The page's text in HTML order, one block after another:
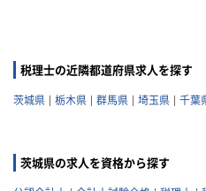
税理士の近隣都道府県求人を探す
茨城県 栃木県 群馬県 埼玉県 千葉
茨城県の求人を資格から探す